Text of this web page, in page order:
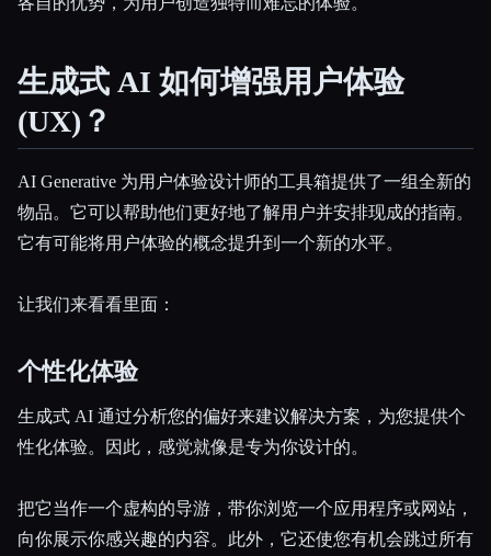
生成式 AI 如何增强用户体验
(UX)？
AI Generative 为用户体验设计师的工具箱提供了一组全新的
物品。它可以帮助他们更好地了解用户并安排现成的指南。
它有可能将用户体验的概念提升到一个新的水平。
让我们来看看里面：
个性化体验
生成式 AI 通过分析您的偏好来建议解决方案，为您提供个
性化体验。因此，感觉就像是专为你设计的。
把它当作一个虚构的导游，带你浏览一个应用程序或网站，
向你展示你感兴趣的内容。此外，它还使您有机会跳过所有